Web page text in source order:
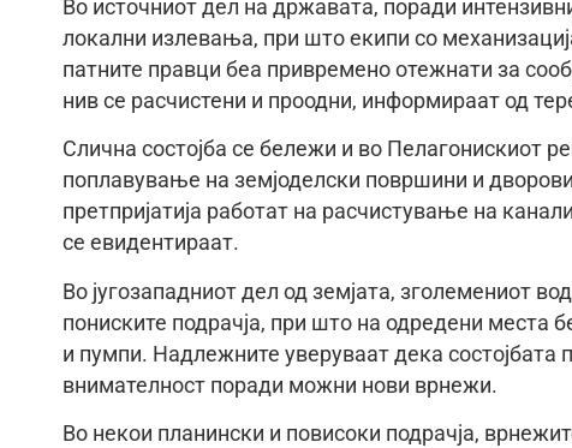
Во источниот дел на државата, поради
локални излевања, при што екипи со
патните правци беа привремено отежнати за
нив се расчистени и проодни, информираат од
Слична состојба се бележи и во Пелагонискиот
поплавување на земјоделски површини и
претпријатија работат на расчистување на
се евидентираат.
Во југозападниот дел од земјата, зголемениот
пониските подрачја, при што на одредени места
и пумпи. Надлежните уверуваат дека состојбата
внимателност поради можни нови врнежи.
Во некои планински и повисоки подрачја,